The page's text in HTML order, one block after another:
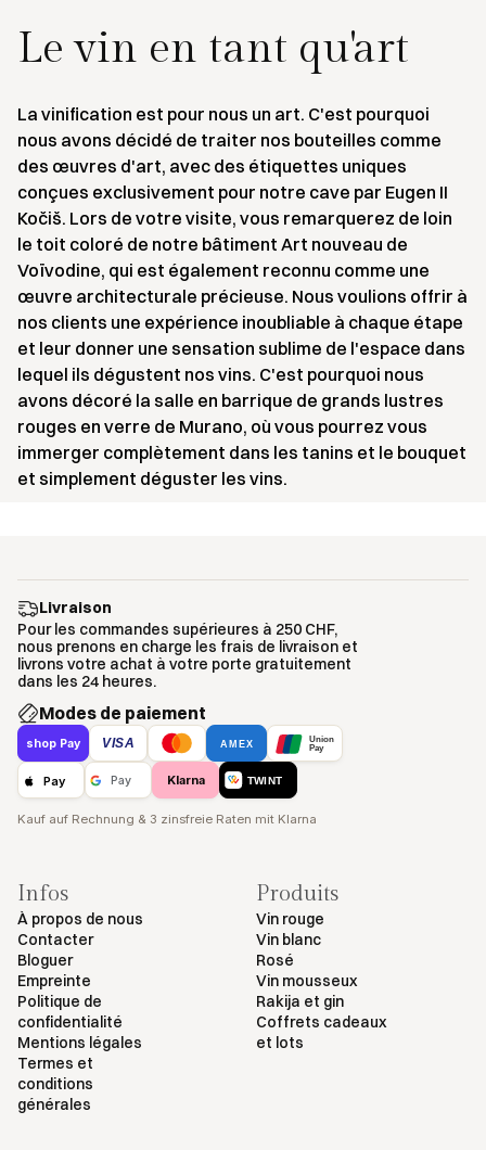
Le vin en tant qu'art
La vinification est pour nous un art. C'est pourquoi
nous avons décidé de traiter nos bouteilles comme
des œuvres d'art, avec des étiquettes uniques
conçues exclusivement pour notre cave par Eugen II
Kočiš. Lors de votre visite, vous remarquerez de loin
le toit coloré de notre bâtiment Art nouveau de
Voïvodine, qui est également reconnu comme une
œuvre architecturale précieuse. Nous voulions offrir à
nos clients une expérience inoubliable à chaque étape
et leur donner une sensation sublime de l'espace dans
lequel ils dégustent nos vins. C'est pourquoi nous
avons décoré la salle en barrique de grands lustres
rouges en verre de Murano, où vous pourrez vous
immerger complètement dans les tanins et le bouquet
et simplement déguster les vins.
Livraison
Pour les commandes supérieures à 250 CHF,
nous prenons en charge les frais de livraison et
livrons votre achat à votre porte gratuitement
dans les 24 heures.
Modes de paiement
shop Pay VISA AMEX
Union
Pay
Pay Pay Klarna TWINT
Kauf auf Rechnung & 3 zinsfreie Raten mit Klarna
Infos
À propos de nous
Contacter
Bloguer
Empreinte
Politique de
confidentialité
Mentions légales
Termes et
conditions
générales
Produits
Vin rouge
Vin blanc
Rosé
Vin mousseux
Rakija et gin
Coffrets cadeaux
et lots